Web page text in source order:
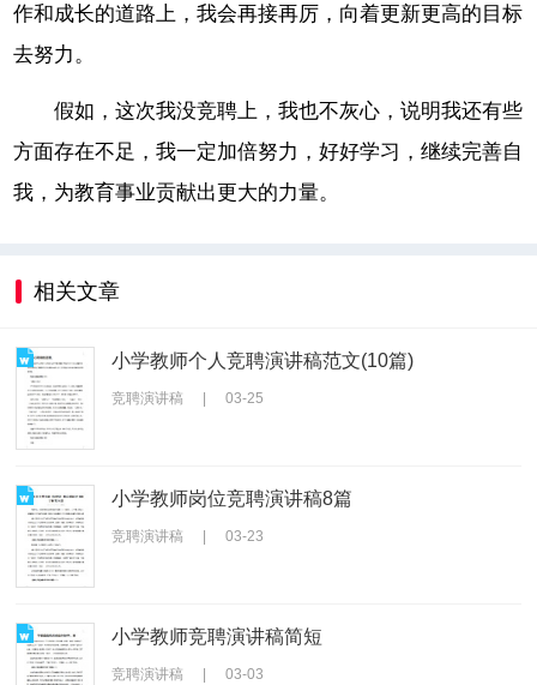
作和成长的道路上，我会再接再厉，向着更新更高的目标
去努力。
假如，这次我没竞聘上，我也不灰心，说明我还有些
方面存在不足，我一定加倍努力，好好学习，继续完善自
我，为教育事业贡献出更大的力量。
相关文章
小学教师个人竞聘演讲稿范文(10篇)
竞聘演讲稿 03-25
小学教师岗位竞聘演讲稿8篇
竞聘演讲稿 03-23
小学教师竞聘演讲稿简短
竞聘演讲稿 03-03